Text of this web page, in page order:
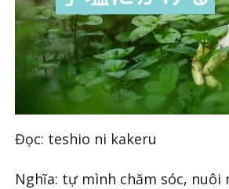
Đọc: teshio ni kakeru
Nghĩa: tự mình chăm sóc, nuôi